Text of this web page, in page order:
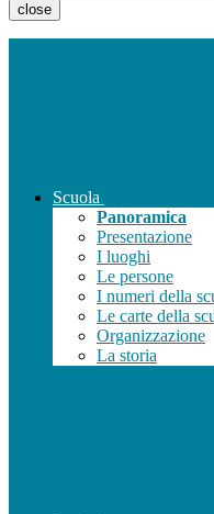
close
Scuola
Panoramica
Presentazione
I luoghi
Le persone
I numeri della
Le carte della
Organizzazione
La storia